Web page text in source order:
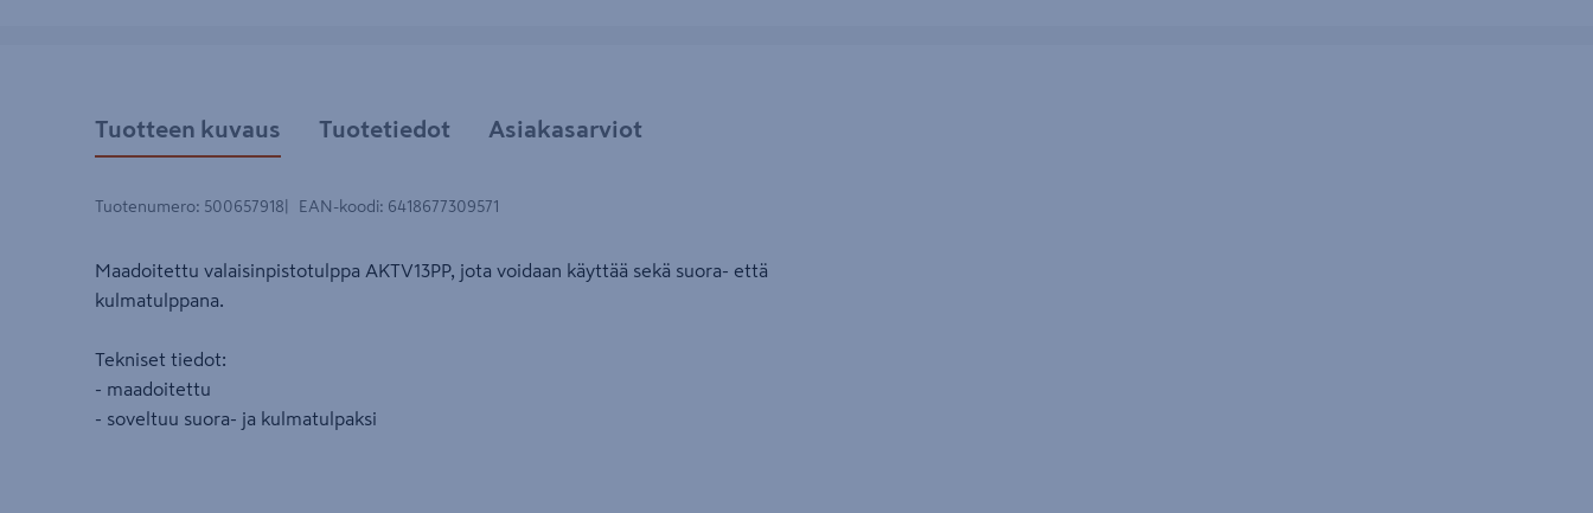
Tuotteen kuvaus Tuotetiedot Asiakasarviot
Tuotenumero: 500657918 EAN-koodi: 6418677309571
Maadoitettu valaisinpistotulppa AKTV13PP, jota voidaan käyttää sekä suora- että
kulmatulppana.
Tekniset tiedot:
- maadoitettu
- soveltuu suora- ja kulmatulpaksi